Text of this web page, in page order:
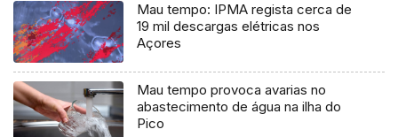
Mau tempo: IPMA regista cerca de
19 mil descargas elétricas nos
Açores
Mau tempo provoca avarias no
abastecimento de água na ilha do
Pico